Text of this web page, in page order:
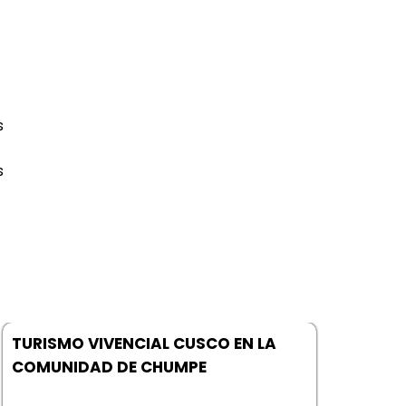
TURISMO VIVENCIAL CUSCO EN LA
COMUNIDAD DE CHUMPE